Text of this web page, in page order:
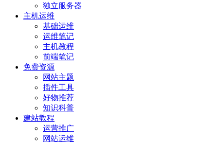
独立服务器
主机运维
基础运维
运维笔记
主机教程
前端笔记
免费资源
网站主题
插件工具
好物推荐
知识科普
建站教程
运营推广
网站运维